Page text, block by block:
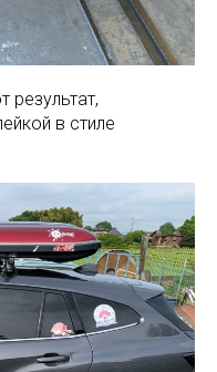
результат,
в стиле